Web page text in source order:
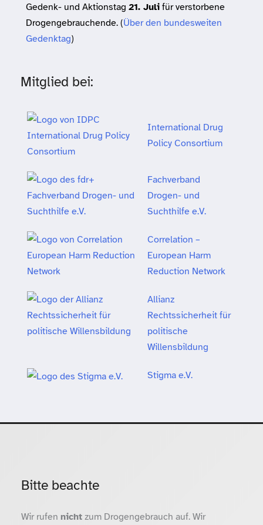
Gedenk- und Aktionstag 21. Julifür verstorbene
Drogengebrauchende. (Über den bundesweiten
Gedenktag)
Mitglied bei:
International Drug
Policy Consortium
Fachverband
Drogen- und
Suchthilfe e.V.
Correlation –
European Harm
Reduction Network
Allianz
Rechtssicherheit für
politische
Willensbildung
Stigma e.V.
Bitte beachte
Wir rufen nichtzum Drogengebrauch auf. Wir